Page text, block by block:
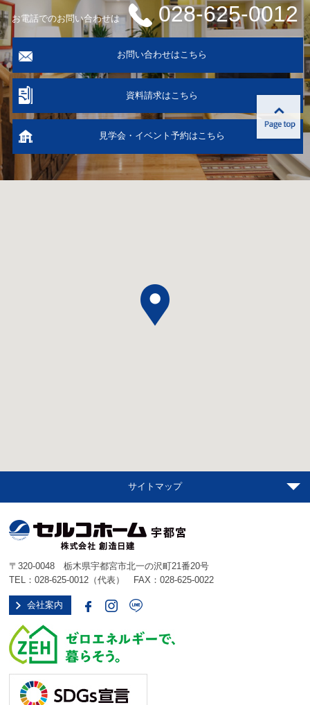
お電話でのお問い合わせは 028-625-0012
お問い合わせはこちら
資料請求はこちら
見学会・イベント予約はこちら
サイトマップ
〒320-0048 栃木県宇都宮市北一の沢町21番20号
TEL：028-625-0012 （代表） FAX：028-625-0022
会社案内